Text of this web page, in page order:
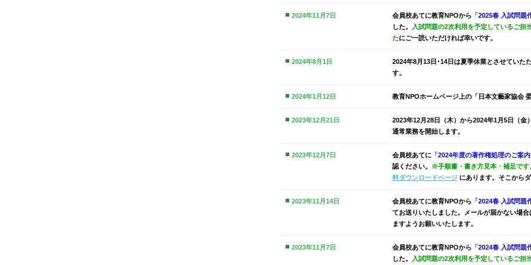
2024年11月7日 会員校あてに教育NPOから 「2025春 入試問
した。
入試問題の2次利用を予定しているご担
たにご一読いただければ幸いです。
2024年8月1日
2024年8月13日･14日は夏季休業とさせていた
す。
2024年1月12日 教育NPOホームページ上の「日本文藝家協会
2023年12月21日
2023年12月28日（木）から2024年1月5日（
通常業務を開始します。
2023年12月7日 会員校あてに 「2024年度の著作権処理のご案
認ください。 ※手順書・書き方見本・補足です
料ダウンロードページ にあります。そこから
2023年11月14日 会員校あてに教育NPOから 「2024春 入試問
てお送りいたしました。メールが届かない場
ますようお願いいたします。
2023年11月7日 会員校あてに教育NPOから 「2024春 入試問
した。
入試問題の2次利用を予定しているご担